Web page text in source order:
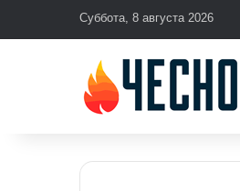
Суббота, 8 августа 2026